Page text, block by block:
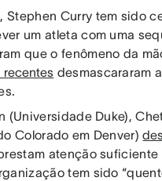
Stephen Curry tem sido
um atleta com uma
que o fenômeno da
recentes desmascararam
(Universidade Duke),
Colorado em Denver)
atenção
tem sido